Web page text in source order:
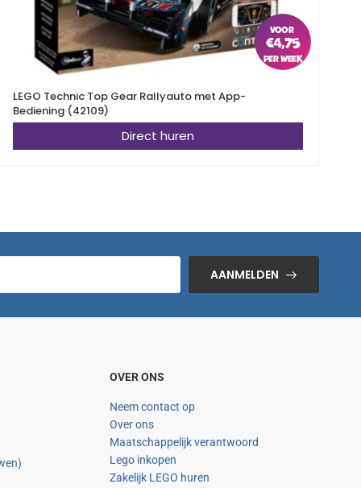
€4,75
LEGO Technic Top Gear Rallyauto met App-
Bediening (42109)
Direct huren
AANMELDEN
OVER ONS
Neem contact op
Over ons
Maatschappelijk verantwoord
Lego inkopen
Zakelijk LEGO huren